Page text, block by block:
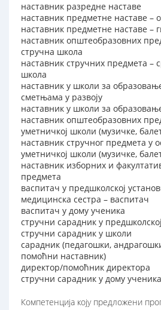
наставник разредне наставе
наставник предметне наставе –
наставник предметне наставе –
наставник општеобразовних
стручна школа
наставник стручних предмета –
школа
наставник у школи за
сметњама у развоју
наставник у школи за
наставник општеобразовних
уметничкој школи (музичке,
наставник стручног предмета у
уметничкој школи (музичке,
наставник изборних и
предмета
васпитач у предшколској
медицинска сестра – васпитач
васпитач у дому ученика
стручни сарадник у
стручни сарадник у школи
сарадник (педагошки,
помоћни наставник)
директор/помоћник директора
стручни сарадник у дому ученика
Компетенција коју предложени